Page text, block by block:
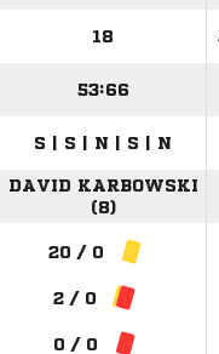
18
53:66
S | S | N | S | N
DAVID KARBOWSKI
(8)
20 / 0
2 / 0
0 / 0